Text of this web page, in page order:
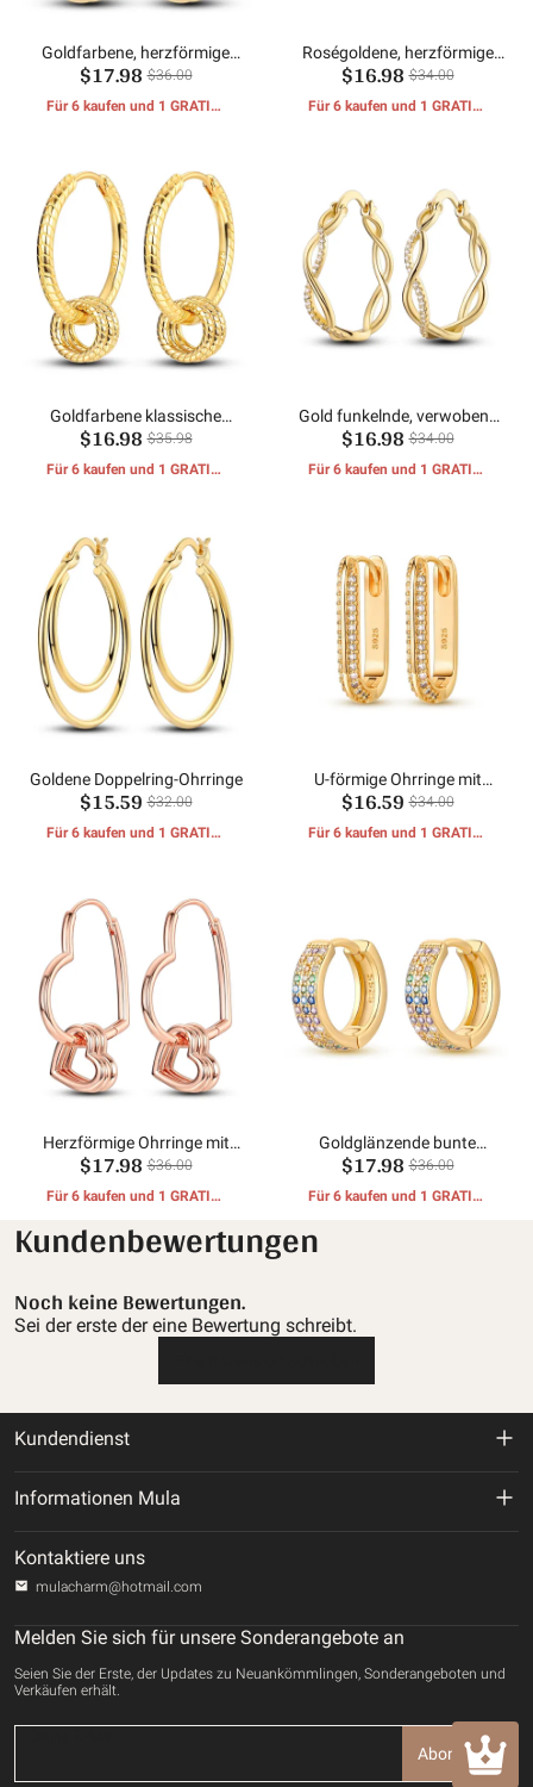
Goldfarbene, herzförmige
Ohrringe mit mehreren
$17.98 $36.00
Für 6 kaufen und 1 GRATIS-
Roségoldene, herzförmige
Ohrringe mit mehreren
Schlangenmuster
$16.98 $34.00
Für 6 kaufen und 1 GRATIS-
Goldfarbene klassische
Schlangenknochen-
Mehrringohrringe
$16.98 $35.98
Für 6 kaufen und 1 GRATIS-
Gold funkelnde, verwobene
Ohrringe
$16.98 $34.00
Für 6 kaufen und 1 GRATIS-
Goldene Doppelring-Ohrringe
$15.59 $32.00
Für 6 kaufen und 1 GRATIS-
U-förmige Ohrringe mit
Goldeinlage
$16.59 $34.00
Für 6 kaufen und 1 GRATIS-
Herzförmige Ohrringe mit
mehreren Ringen aus
$17.98 $36.00
Für 6 kaufen und 1 GRATIS-
Goldglänzende bunte
Ohrringe
$17.98 $36.00
Für 6 kaufen und 1 GRATIS-
Kundenbewertungen
Noch keine Bewertungen.
Sei der erste der eine Bewertung schreibt.
Kundendienst
Datenschutz-Bestimmungen
Nutzungsbedingungen
Zahlungsmethode
Informationen Mula
Verfolgen Sie Ihre Bestellung
Kontaktiere uns
Kontaktiere uns
mulacharm@hotmail.com
Melden Sie sich für unsere Sonderangebote an
Seien Sie der Erste, der Updates zu Neuankömmlingen, Sonderangeboten und
Verkäufen erhält.
Abonnieren